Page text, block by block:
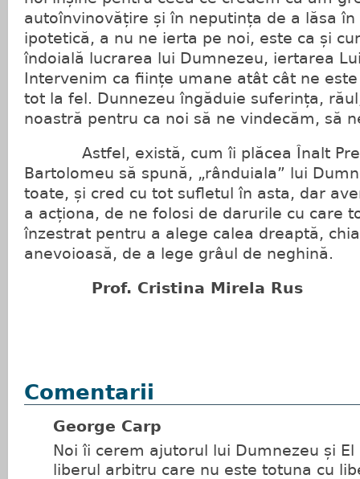
autoînvinovățire și în neputința de a lăsa
ipotetică, a nu ne ierta pe noi, este ca și
îndoială lucrarea lui Dumnezeu, iertarea
Intervenim ca ființe umane atât cât ne
tot la fel. Dunnezeu îngăduie suferința,
noastră pentru ca noi să ne vindecăm, să
Astfel, există, cum îi plăcea Înalt
Bartolomeu să spună, „rânduiala” lui
toate, și cred cu tot sufletul în asta, dar
a acționa, de ne folosi de darurile cu care
înzestrat pentru a alege calea dreaptă,
anevoioasă, de a lege grâul de neghină.
Prof. Cristina Mirela Rus
Comentarii
George Carp
Noi îi cerem ajutorul lui Dumnezeu și
liberul arbitru care nu este totuna cu